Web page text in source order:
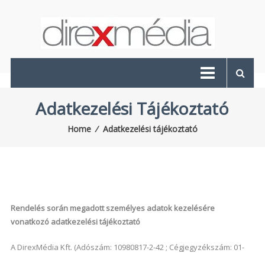
Direx
lapkiadóAdatkezelési Tájékoztató
Home ⁄ Adatkezelési tájékoztató
Rendelés során megadott személyes adatok kezelésére
vonatkozó adatkezelési tájékoztató
A DirexMédia Kft. (Adószám: 10980817-2-42 ; Cégjegyzékszám: 01-